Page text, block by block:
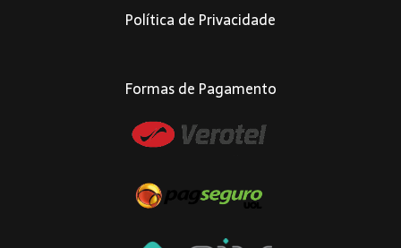
Política de Privacidade
Formas de Pagamento